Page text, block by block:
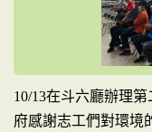
10/13在斗六廳辦理
府感謝志工們對環